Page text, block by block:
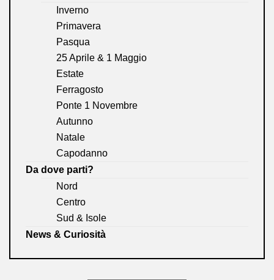
Inverno
Primavera
Pasqua
25 Aprile & 1 Maggio
Estate
Ferragosto
Ponte 1 Novembre
Autunno
Natale
Capodanno
Da dove parti?
Nord
Centro
Sud & Isole
News & Curiosità